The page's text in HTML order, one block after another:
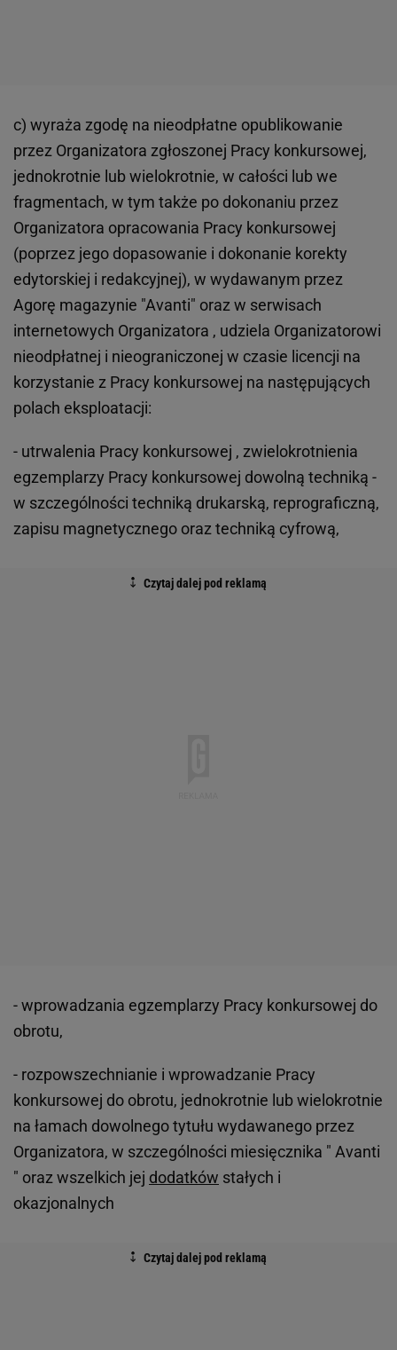
c) wyraża zgodę na nieodpłatne opublikowanie
przez Organizatora zgłoszonej Pracy konkursowej,
jednokrotnie lub wielokrotnie, w całości lub we
fragmentach, w tym także po dokonaniu przez
Organizatora opracowania Pracy konkursowej
(poprzez jego dopasowanie i dokonanie korekty
edytorskiej i redakcyjnej), w wydawanym przez
Agorę magazynie "Avanti" oraz w serwisach
internetowych Organizatora , udziela Organizatorowi
nieodpłatnej i nieograniczonej w czasie licencji na
korzystanie z Pracy konkursowej na następujących
polach eksploatacji:
- utrwalenia Pracy konkursowej , zwielokrotnienia
egzemplarzy Pracy konkursowej dowolną techniką -
w szczególności techniką drukarską, reprograficzną,
zapisu magnetycznego oraz techniką cyfrową,
- wprowadzania egzemplarzy Pracy konkursowej do
obrotu,
- rozpowszechnianie i wprowadzanie Pracy
konkursowej do obrotu, jednokrotnie lub wielokrotnie
na łamach dowolnego tytułu wydawanego przez
Organizatora, w szczególności miesięcznika " Avanti
" oraz wszelkich jej dodatków stałych i
okazjonalnych